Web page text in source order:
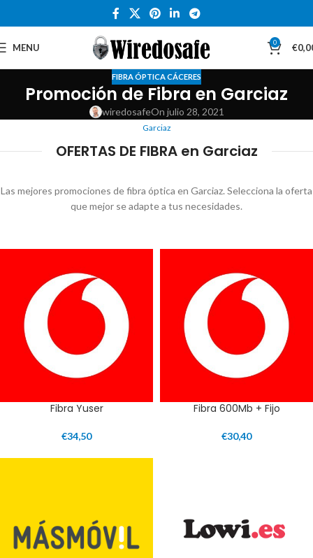
MENU 0 €
FIBRA ÓPTICA CÁCERES
Promoción de Fibra en Garciaz
wiredosafeOn julio 28, 2021
Garciaz
OFERTAS DE FIBRA en Garciaz
Las mejores promociones de fibra óptica en Garciaz. Selecciona la oferta
que mejor se adapte a tus necesidades.
Fibra Yuser
€34,50
Fibra 600Mb + Fijo
€30,40